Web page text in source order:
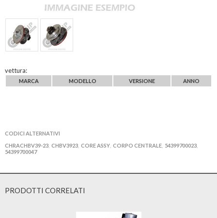
vettura:
MARCA MODELLO VERSIONE ANNO
CODICI ALTERNATIVI
CHRACHBV39-23 CHBV3923 CORE ASSY CORPO CENTRALE 54399700023
54399700047
PRODOTTI CORRELATI